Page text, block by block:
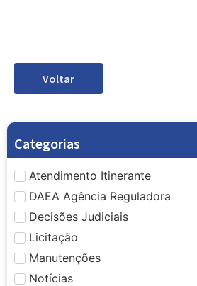
Voltar
Categorias
Atendimento Itinerante
DAEA Agência Reguladora
Decisões Judiciais
Licitação
Manutenções
Notícias